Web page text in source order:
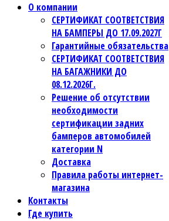
О компании
СЕРТИФИКАТ СООТВЕТСТВИЯ
НА БАМПЕРЫ ДО 17.09.2027Г
Гарантийные обязательства
СЕРТИФИКАТ СООТВЕТСТВИЯ
НА БАГАЖНИКИ ДО
08.12.2026Г.
Решение об отсутствии
необходимости
сертификации задних
бамперов автомобилей
категории N
Доставка
Правила работы интернет-
магазина
Контакты
Где купить